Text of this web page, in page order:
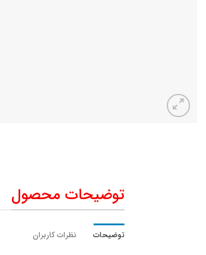
توضیحات محصول
توضیحات نظرات کاربران